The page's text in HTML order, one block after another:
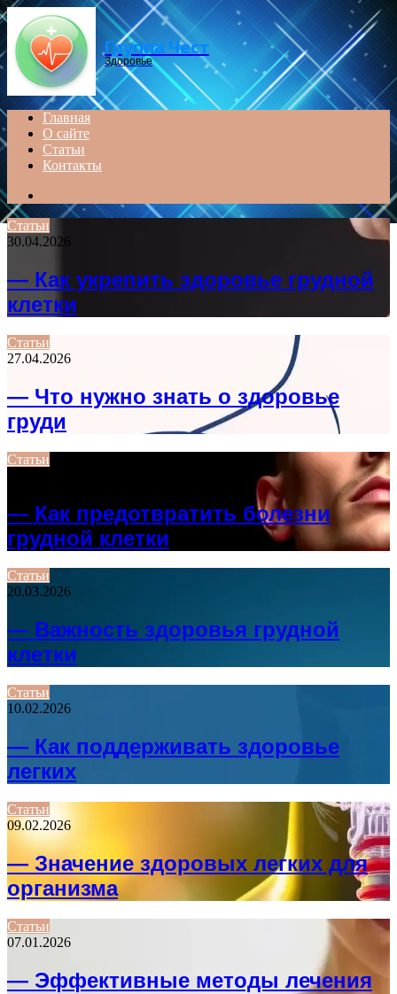
Menu
Группа Чест
Здоровье
Главная
О сайте
Статьи
Контакты
Статьи
30.04.2026
— Как укрепить здоровье грудной
клетки
Статьи
27.04.2026
— Что нужно знать о здоровье
груди
Статьи
— Как предотвратить болезни
грудной клетки
Статьи
20.03.2026
— Важность здоровья грудной
клетки
Статьи
10.02.2026
— Как поддерживать здоровье
легких
Статьи
09.02.2026
— Значение здоровых легких для
организма
Статьи
07.01.2026
— Эффективные методы лечения